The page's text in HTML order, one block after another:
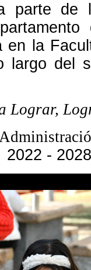
parte de
en la
largo del
Lograr,
2022 - 2028